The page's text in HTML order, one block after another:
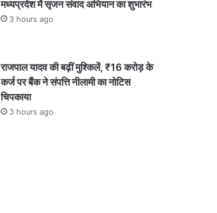
मध्यप्रदेश में सृजन संवाद अभियान का शुभारंभ
3 hours ago
राजपाल यादव की बढ़ीं मुश्किलें, ₹16 करोड़ के
कर्ज पर बैंक ने संपत्ति नीलामी का नोटिस
चिपकाया
3 hours ago